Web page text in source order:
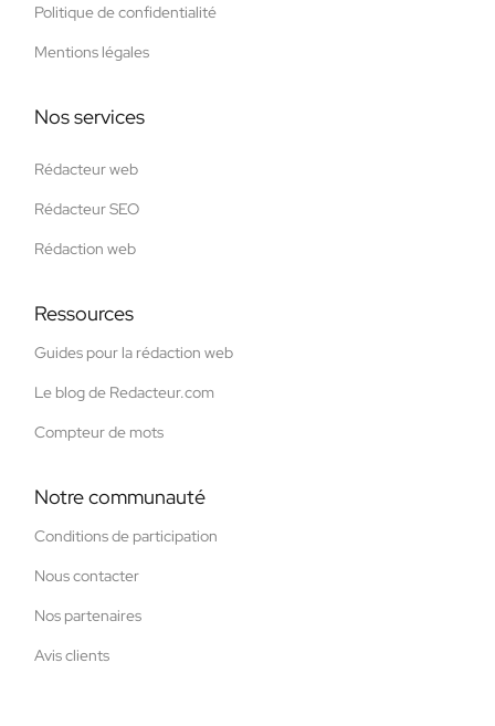
Politique de confidentialité
Mentions légales
Nos services
Rédacteur web
Rédacteur SEO
Rédaction web
Ressources
Guides pour la rédaction web
Le blog de Redacteur.com
Compteur de mots
Notre communauté
Conditions de participation
Nous contacter
Nos partenaires
Avis clients